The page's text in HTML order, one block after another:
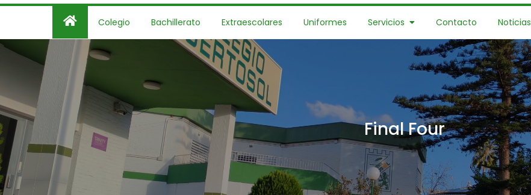
Colegio Bachillerato Extraescolares Uniformes Servicios Contacto Noticias
Final Four